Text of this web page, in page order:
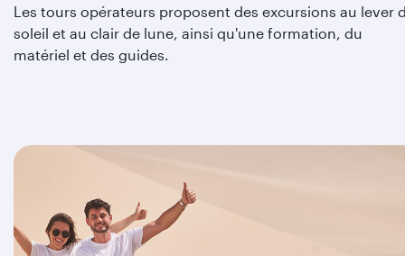
Les tours opérateurs proposent des excursions au lever
soleil et au clair de lune, ainsi qu'une formation, du
matériel et des guides.